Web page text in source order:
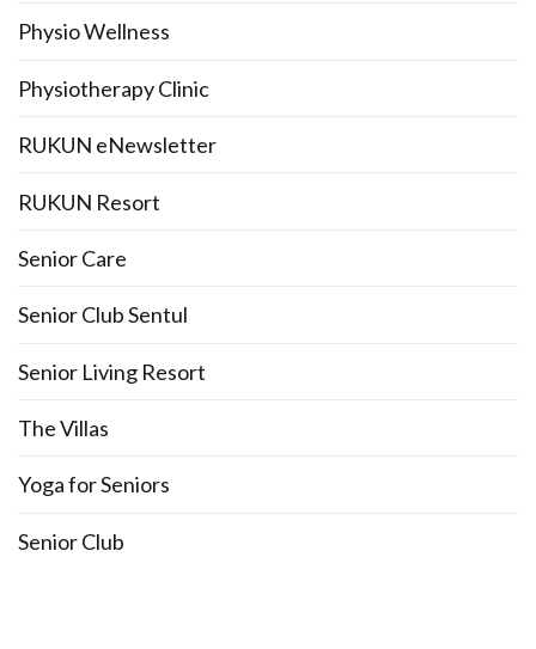
Physio Wellness
Physiotherapy Clinic
RUKUN eNewsletter
RUKUN Resort
Senior Care
Senior Club Sentul
Senior Living Resort
The Villas
Yoga for Seniors
Senior Club